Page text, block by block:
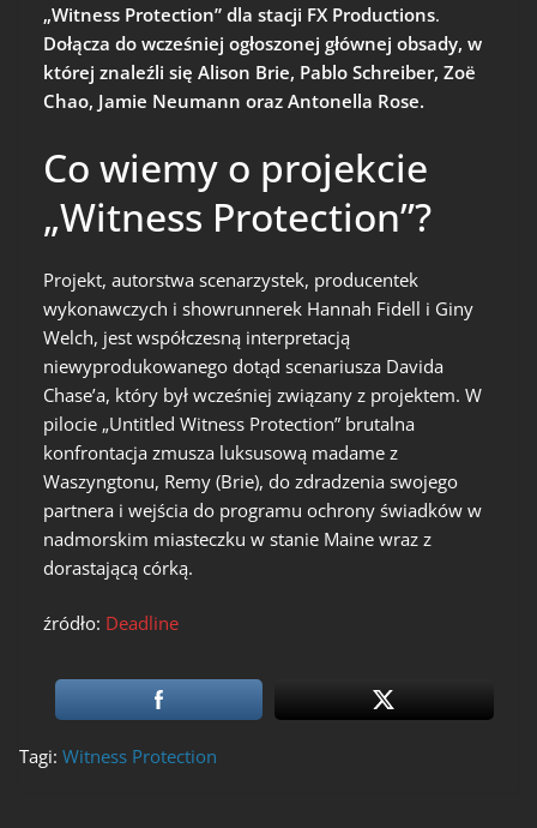
„Witness Protection” dla stacji FX Productions.
Dołącza do wcześniej ogłoszonej głównej obsady, w
której znaleźli się Alison Brie, Pablo Schreiber, Zoë
Chao, Jamie Neumann oraz Antonella Rose.
Co wiemy o projekcie
„Witness Protection”?
Projekt, autorstwa scenarzystek, producentek
wykonawczych i showrunnerek Hannah Fidell i Giny
Welch, jest współczesną interpretacją
niewyprodukowanego dotąd scenariusza Davida
Chase’a, który był wcześniej związany z projektem. W
pilocie „Untitled Witness Protection” brutalna
konfrontacja zmusza luksusową madame z
Waszyngtonu, Remy (Brie), do zdradzenia swojego
partnera i wejścia do programu ochrony świadków w
nadmorskim miasteczku w stanie Maine wraz z
dorastającą córką.
źródło: Deadline
Tagi: Witness Protection